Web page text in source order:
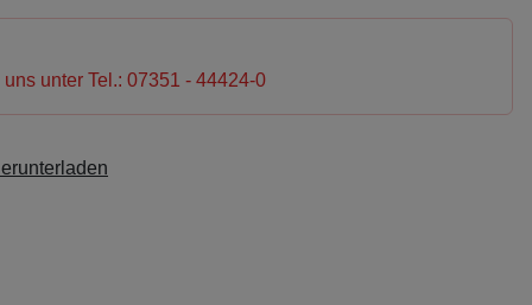
unter Tel.: 07351 - 44424-0